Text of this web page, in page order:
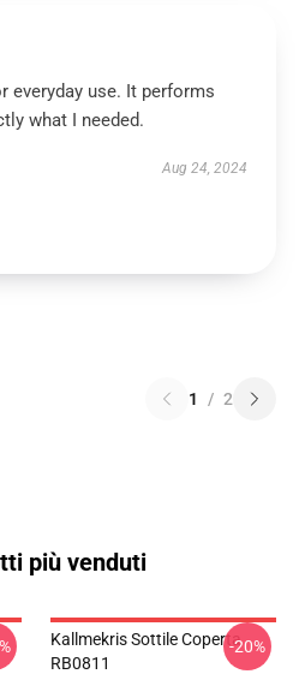
everyday use. It performs
what I needed.
Aug 24, 2024
1 / 2
più venduti
Kallmekris Sottile Coperta
RB0811
-20%